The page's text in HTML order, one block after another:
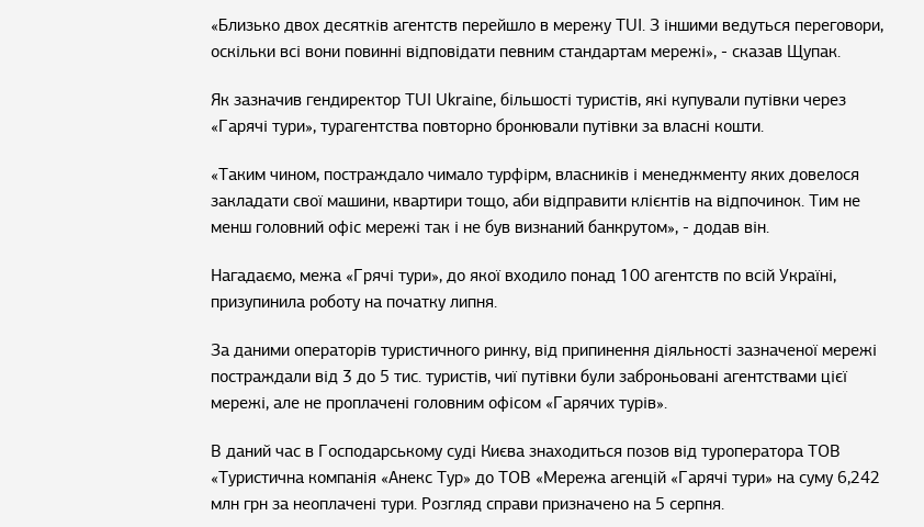
«Близько двох десятків агентств перейшло в мережу TUI. З іншими ведуться переговори,
оскільки всі вони повинні відповідати певним стандартам мережі», - сказав Щупак.
Як зазначив гендиректор TUI Ukraine, більшості туристів, які купували путівки через
«Гарячі тури», турагентства повторно бронювали путівки за власні кошти.
«Таким чином, постраждало чимало турфірм, власників і менеджменту яких довелося
закладати свої машини, квартири тощо, аби відправити клієнтів на відпочинок. Тим не
менш головний офіс мережі так і не був визнаний банкрутом», - додав він.
Нагадаємо, межа «Грячі тури», до якої входило понад 100 агентств по всій Україні,
призупинила роботу на початку липня.
За даними операторів туристичного ринку, від припинення діяльності зазначеної мережі
постраждали від 3 до 5 тис. туристів, чиї путівки були заброньовані агентствами цієї
мережі, але не проплачені головним офісом «Гарячих турів».
В даний час в Господарському суді Києва знаходиться позов від туроператора ТОВ
«Туристична компанія «Анекс Тур» до ТОВ «Мережа агенцій «Гарячі тури» на суму 6,242
млн грн за неоплачені тури. Розгляд справи призначено на 5 серпня.